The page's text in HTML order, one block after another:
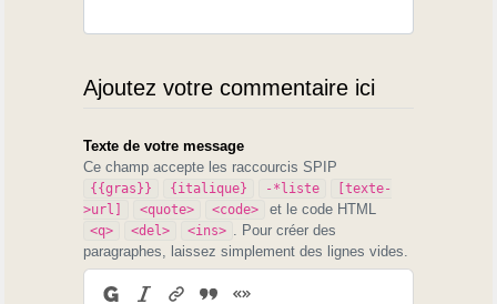
Ajoutez votre commentaire ici
Texte de votre message
Ce champ accepte les raccourcis SPIP
{{gras}} {italique} -*liste
[texte-
>url]
<quote> <code> et le code HTML
<q> <del> <ins>
. Pour créer des
paragraphes, laissez simplement des lignes vides.